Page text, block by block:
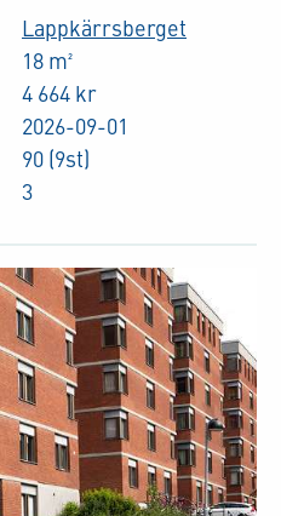
Lappkärrsberget
18 m²
4 664 kr
2026-09-01
90 (9st)
3